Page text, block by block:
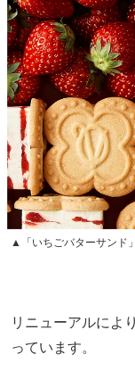
▲「いちごバターサンド
リニューアルによ
っています。